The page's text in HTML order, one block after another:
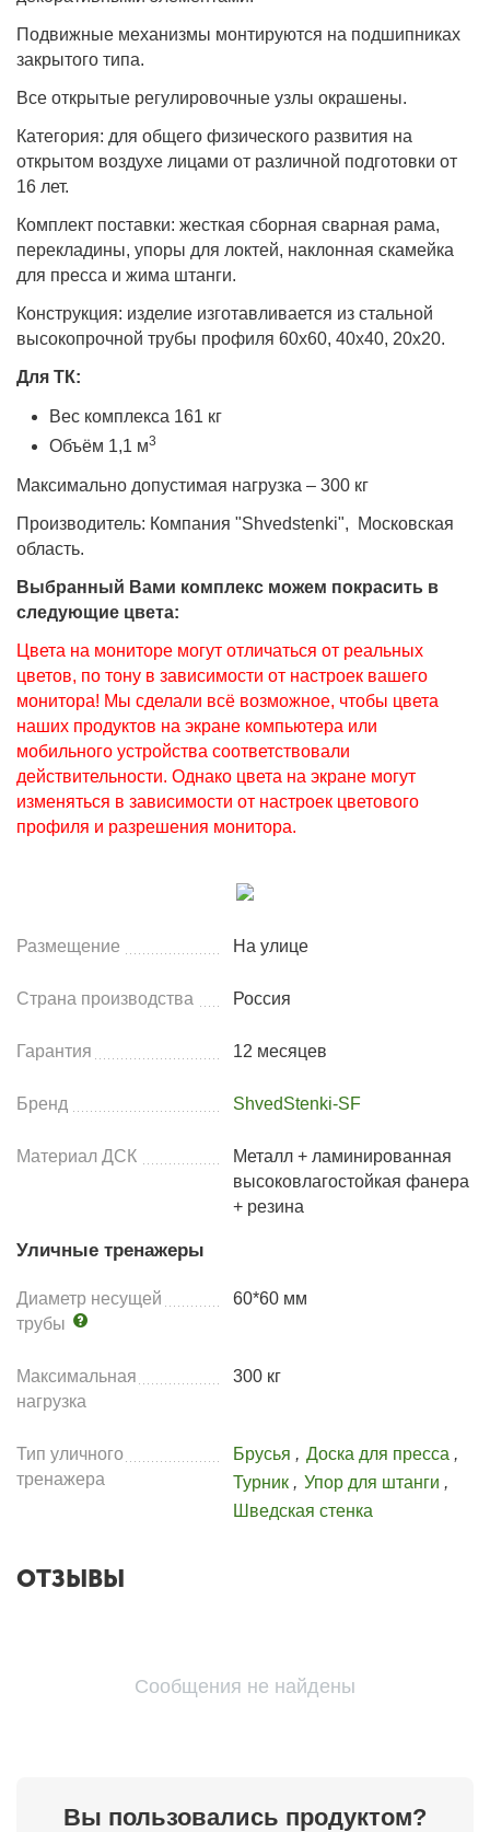
Подвижные механизмы монтируются на подшипниках
закрытого типа.
Все открытые регулировочные узлы окрашены.
Категория: для общего физического развития на
открытом воздухе лицами от различной подготовки от
16 лет.
Комплект поставки: жесткая сборная сварная рама,
перекладины, упоры для локтей, наклонная скамейка
для пресса и жима штанги.
Конструкция: изделие изготавливается из стальной
высокопрочной трубы профиля 60х60, 40х40, 20х20.
Для ТК:
Вес комплекса 161 кг
Объём 1,1 м3
Максимально допустимая нагрузка – 300 кг
Производитель: Компания "Shvedstenki", Московская
область.
Выбранный Вами комплекс можем покрасить в
следующие цвета:
Цвета на мониторе могут отличаться от реальных
цветов, по тону в зависимости от настроек вашего
монитора! Мы сделали всё возможное, чтобы цвета
наших продуктов на экране компьютера или
мобильного устройства соответствовали
действительности. Однако цвета на экране могут
изменяться в зависимости от настроек цветового
профиля и разрешения монитора.
Размещение На улице
Страна производства Россия
Гарантия 12 месяцев
Бренд ShvedStenki-SF
Материал ДСК
Металл + ламинированная
высоковлагостойкая фанера
+ резина
Уличные тренажеры
Диаметр несущей
трубы
60*60 мм
Максимальная
нагрузка
300 кг
Тип уличного
тренажера
Брусья , Доска для пресса ,
Турник , Упор для штанги ,
Шведская стенка
ОТЗЫВЫ
Сообщения не найдены
Вы пользовались продуктом?